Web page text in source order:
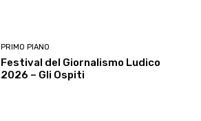
PRIMO PIANO
Festival del Giornalismo Ludico
2026 – Gli Ospiti